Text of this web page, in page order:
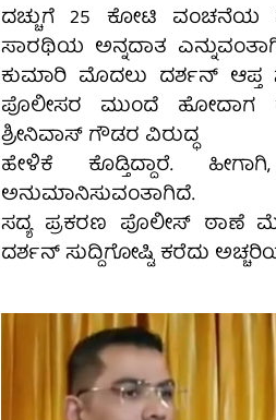
ದಚ್ಚುಗೆ 25 ಕೋಟಿ ವಂಚನೆಯ
ಸಾರಥಿಯ ಅನ್ನದಾತ
ಕುಮಾರಿ ಮೊದಲು ದರ್ಶನ್ ಆಪ್ತ
ಪೊಲೀಸರ ಮುಂದೆ ಹೋದಾಗ
ಶ್ರೀನಿವಾಸ್ ಗೌಡರ ವಿರುದ್ಧ
ಹೇಳಿಕೆ ಕೊಡ್ತಿದ್ದಾರೆ.
ಅನುಮಾನಿಸುವಂತಾಗಿದೆ.
ಸದ್ಯ ಪ್ರಕರಣ ಪೊಲೀಸ್ ಠಾಣೆ
ದರ್ಶನ್ ಸುದ್ದಿಗೋಷ್ಟಿ ಕರೆದು